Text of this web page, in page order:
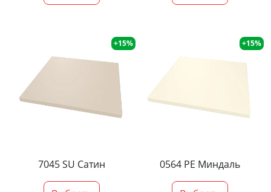
+15%
7045 SU Сатин
+15%
0564 PE Миндаль